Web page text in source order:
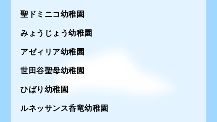
聖ドミニコ幼稚園
みょうじょう幼稚園
アゼィリア幼稚園
世田谷聖母幼稚園
ひばり幼稚園
ルネッサンス呑竜幼稚園